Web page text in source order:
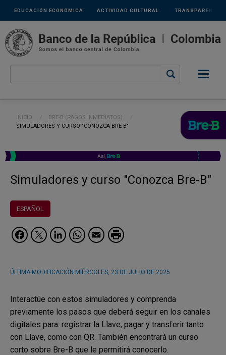
Pasar al contenido principal
Links
secundarios
ACTIVIDAD CULTURAL
EDUCACIÓN ECONÓMICA TRANSPARENCIA
Ruta de navegación
INICIO
BRE-B (PAGOS INMEDIATOS)
CURRENT:
SIMULADORES Y CURSO "CONOZCA BRE-B"
Simuladores y curso "Conozca Bre-B"
ESPAÑOL
Facebook
Twitter
LinkedIn
WhatsApp
Email
ÚLTIMA MODIFICACIÓN MIÉRCOLES, 23 DE JULIO DE 2025
Interactúe con estos simuladores y comprenda
previamente los pasos que deberá seguir en los canales
digitales para: registrar la Llave, pagar y transferir tanto
con Llave, como con QR. También encontrará un curso
corto sobre Bre-B que le permitirá conocerlo.